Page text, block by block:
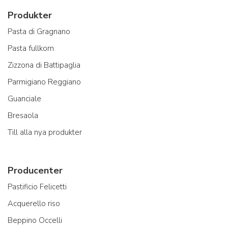
Produkter
Pasta di Gragnano
Pasta fullkorn
Zizzona di Battipaglia
Parmigiano Reggiano
Guanciale
Bresaola
Till alla nya produkter
Producenter
Pastificio Felicetti
Acquerello riso
Beppino Occelli